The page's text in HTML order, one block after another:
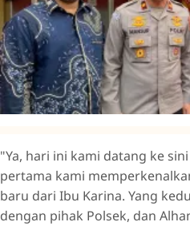
"Ya, hari ini kami datang ke
pertama kami
baru dari Ibu Karina. Yang
dengan pihak Polsek, dan